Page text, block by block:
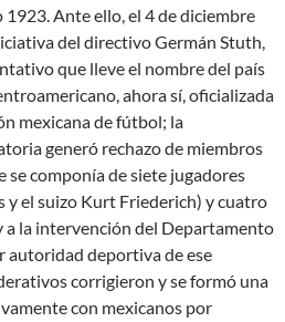
Ante ello, el 4 de diciembre
del directivo Germán Stuth,
que lleve el nombre del país
ahora sí, oficializada
mexicana de fútbol; la
generó rechazo de miembros
se componía de siete jugadores
y el suizo Kurt Friederich) y cuatro
a la intervención del Departamento
autoridad deportiva de ese
corrigieron y se formó una
con mexicanos por